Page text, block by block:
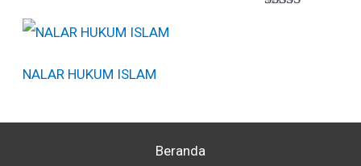
NALAR HUKUM ISLAM
Beranda